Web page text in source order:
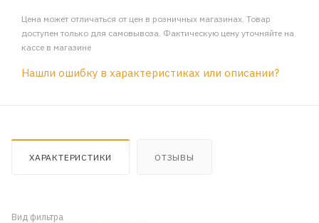
Цена может отличаться от цен в розничных магазинах. Товар
доступен только для самовывоза. Фактическую цену уточняйте на
кассе в магазине
Нашли ошибку в характеристиках или описании?
ХАРАКТЕРИСТИКИ ОТЗЫВЫ
Вид фильтра